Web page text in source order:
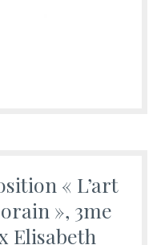
« L’art
», 3me
Elisabeth